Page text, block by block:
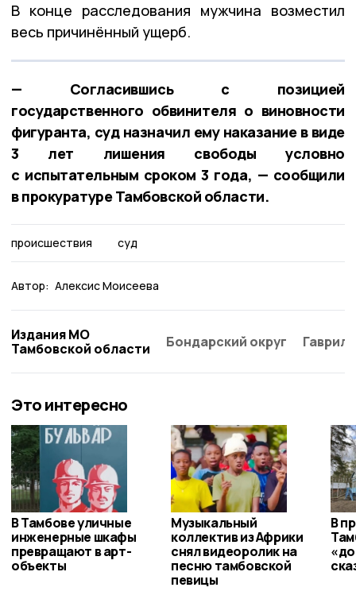
В конце расследования мужчина возместил
весь причинённый ущерб.
— Согласившись с позицией
государственного обвинителя о виновности
фигуранта, суд назначил ему наказание в виде
3 лет лишения свободы условно
с испытательным сроком 3 года, — сообщили
в прокуратуре Тамбовской области.
происшествия суд
Автор: Алексис Моисеева
Издания МО
Тамбовской области
Бондарский округ
Это интересно
В Тамбове уличные
инженерные шкафы
превращают в арт-
объекты
Музыкальный
коллектив из Африки
снял видеоролик на
песню тамбовской
певицы
В